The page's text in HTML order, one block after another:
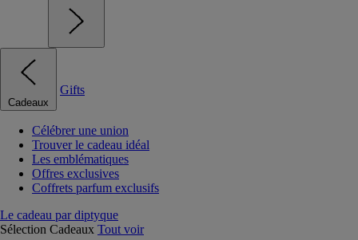
Cadeaux
Gifts
Célébrer une union
Trouver le cadeau idéal
Les emblématiques
Offres exclusives
Coffrets parfum exclusifs
Le cadeau par diptyque
Sélection Cadeaux Tout voir